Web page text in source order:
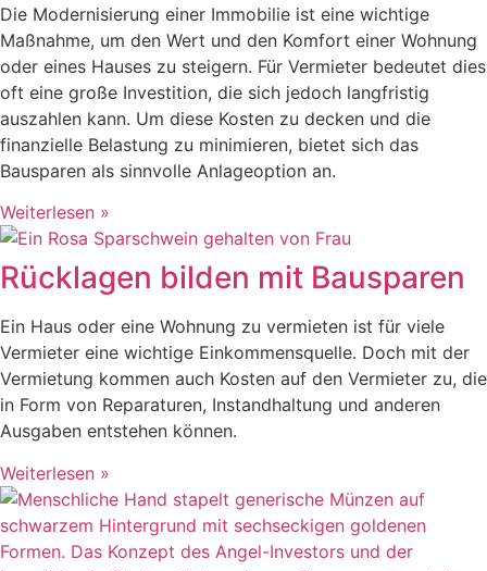
Die Modernisierung einer Immobilie ist eine wichtige
Maßnahme, um den Wert und den Komfort einer Wohnung
oder eines Hauses zu steigern. Für Vermieter bedeutet dies
oft eine große Investition, die sich jedoch langfristig
auszahlen kann. Um diese Kosten zu decken und die
finanzielle Belastung zu minimieren, bietet sich das
Bausparen als sinnvolle Anlageoption an.
Weiterlesen »
Rücklagen bilden mit Bausparen
Ein Haus oder eine Wohnung zu vermieten ist für viele
Vermieter eine wichtige Einkommensquelle. Doch mit der
Vermietung kommen auch Kosten auf den Vermieter zu, die
in Form von Reparaturen, Instandhaltung und anderen
Ausgaben entstehen können.
Weiterlesen »